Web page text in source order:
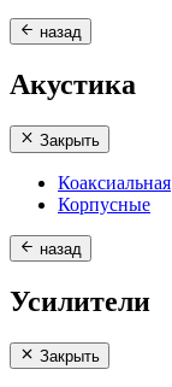
назад
Акустика
Закрыть
Коаксиальная
Корпусные
назад
Усилители
Закрыть